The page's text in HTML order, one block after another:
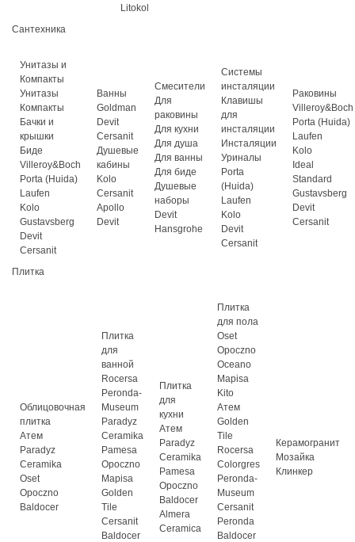
Litokol
Сантехника
Унитазы и
Компакты
Унитазы
Компакты
Бачки и
крышки
Биде
Villeroy&Boch
Porta (Huida)
Laufen
Kolo
Gustavsberg
Devit
Cersanit
Ванны
Goldman
Devit
Cersanit
Душевые
кабины
Kolo
Cersanit
Apollo
Devit
Смесители
Для
раковины
Для кухни
Для душа
Для ванны
Для биде
Душевые
наборы
Devit
Hansgrohe
Системы
инсталяции
Клавишы
для
инсталяции
Инсталяции
Уриналы
Porta
(Huida)
Laufen
Kolo
Devit
Cersanit
Раковины
Villeroy&Boch
Porta (Huida)
Laufen
Kolo
Ideal
Standard
Gustavsberg
Devit
Cersanit
Плитка
Облицовочная
плитка
Атем
Paradyz
Ceramika
Oset
Opoczno
Baldocer
Плитка
для
ванной
Rocersa
Peronda-
Museum
Paradyz
Ceramika
Pamesa
Opoczno
Mapisa
Golden
Tile
Cersanit
Baldocer
Плитка
для
кухни
Атем
Paradyz
Ceramika
Pamesa
Opoczno
Baldocer
Almera
Ceramica
Плитка
для пола
Oset
Opoczno
Oceano
Mapisa
Kito
Атем
Golden
Tile
Rocersa
Colorgres
Peronda-
Museum
Cersanit
Peronda
Baldocer
Керамогранит
Мозайка
Клинкер